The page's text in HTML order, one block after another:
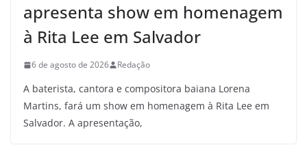
apresenta show em homenagem
à Rita Lee em Salvador
6 de agosto de 2026 Redação
A baterista, cantora e compositora baiana Lorena
Martins, fará um show em homenagem à Rita Lee em
Salvador. A apresentação,